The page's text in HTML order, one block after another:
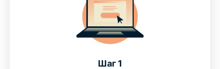
Разблокируйте Facebook с помощью VPN
Выкладывайте в Instagram фото откуда угодно
Шаг 1